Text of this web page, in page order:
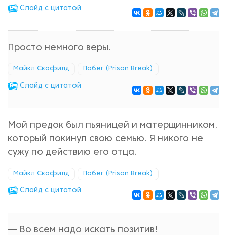
Cлайд с цитатой
Просто немного веры.
Майкл Скофилд Побег (Prison Break)
Cлайд с цитатой
Мой предок был пьяницей и матерщинником,
который покинул свою семью. Я никого не
сужу по действию его отца.
Майкл Скофилд Побег (Prison Break)
Cлайд с цитатой
— Во всем надо искать позитив!